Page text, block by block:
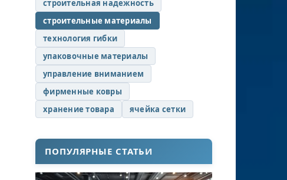
строительная надежность
строительные материалы
технология гибки
упаковочные материалы
управление вниманием
фирменные ковры
хранение товара
ячейка сетки
ПОПУЛЯРНЫЕ СТАТЬИ